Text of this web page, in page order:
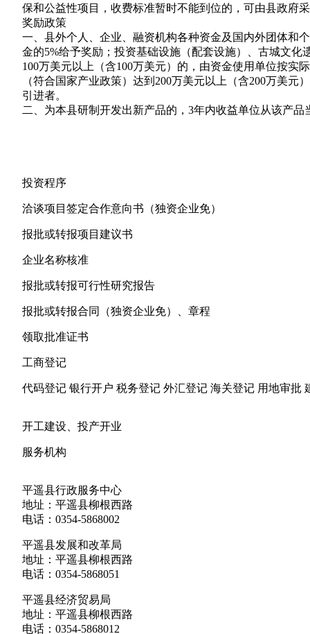
保和公益性项目，收费标准暂时不能到位的，可由县政府
奖励政策
一、县外个人、企业、融资机构各种资金及国内外团体和
金的5%给予奖励；投资基础设施（配套设施）、古城文
100万美元以上（含100万美元）的，由资金使用单位按实
（符合国家产业政策）达到200万美元以上（含200万美
引进者。
二、为本县研制开发出新产品的，3年内收益单位从该产品
投资程序
洽谈项目签定合作意向书（独资企业免）
报批或转报项目建议书
企业名称核准
报批或转报可行性研究报告
报批或转报合同（独资企业免）、章程
领取批准证书
工商登记
代码登记 银行开户 税务登记 外汇登记 海关登记 用地审批
开工建设、投产开业
服务机构
平遥县行政服务中心
地址：平遥县柳根西路
电话：0354-5868002
平遥县发展和改革局
地址：平遥县柳根西路
电话：0354-5868051
平遥县经济贸易局
地址：平遥县柳根西路
电话：0354-5868012